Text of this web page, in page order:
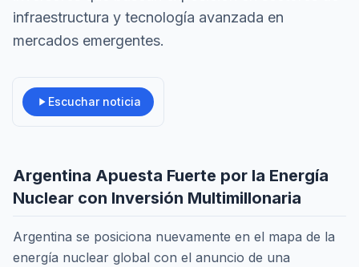
infraestructura y tecnología avanzada en
mercados emergentes.
Escuchar noticia
Argentina Apuesta Fuerte por la Energía
Nuclear con Inversión Multimillonaria
Argentina se posiciona nuevamente en el mapa de la
energía nuclear global con el anuncio de una